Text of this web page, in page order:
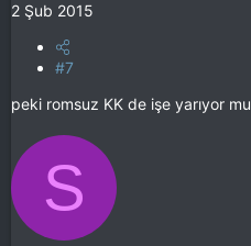
2 Şub 2015
#7
peki romsuz KK de işe yarıyor mu
S